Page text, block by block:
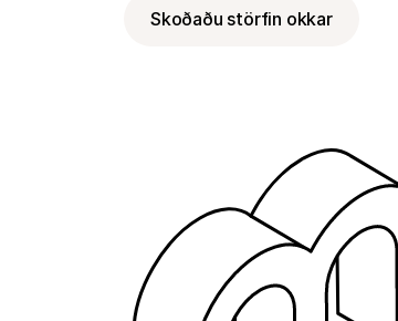
Skoðaðu störfin okkar